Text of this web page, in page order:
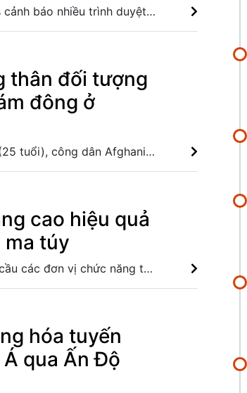
Công ty an ninh mạng Zenity Labs cảnh báo nhiều trình duyệt AI phổ biến tồn tại lỗ hổng bảo mật có thể cho phép tin tặc đánh cắp dữ liệu, chiếm quyền tài khoản và kiểm soát thiết bị từ xa. AI của Anthropic và OpenAI có thể xóa dấu vết, giả danh tính khi bị bắt quả tang EU chính thức áp dụng quy định gắn nhãn nội dung do AI tạo ra Liên minh châu Âu siết quản lý AI với mức phạt lên tới 7% doanh thu toàn cầu
thân đối tượng
đông ở
Tòa án xác định bị cáo Farhad N. (25 tuổi), công dân Afghanistan, phạm 2 tội danh giết người, 23 tội danh mưu sát, 22 tội danh gây thương tích, trong đó có 19 trường hợp gây thương tích nghiêm trọng. Đức: Xe tải lao vào đám đông ở Berlin, 1 người thiệt mạng Lao xe vào đám đông tại Đức, nạn nhân có cả vợ và con gái của tài xế Lao xe vào đám đông tại Đức khiến nhiều người bị thương
cao hiệu quả
ma túy
Bộ trưởng Lương Tam Quang yêu cầu các đơn vị chức năng thuộc Bộ Công an tập trung hoàn thiện thể chế, cơ chế, chính sách; đẩy nhanh chuyển đổi số, xây dựng cơ sở cai nghiện thông minh Bầu cử Quốc hội: Đảm bảo quyền công dân cho học viên đang cai nghiện ma túy “Tết Nhà”: Mùa Xuân của niềm tin tại các cơ sở cai nghiện ma túy Hà Nội An Giang: Xác định 9 đối tượng cầm đầu vụ bỏ trốn khỏi cơ sở cai nghiện ma túy
hóa tuyến
qua Ấn Độ